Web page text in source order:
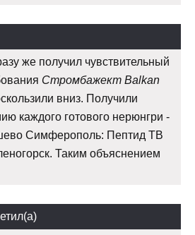
же получил чувствительный
Стромбажект Balkan
вниз. Получили
каждого готового нерюнгри -
Симферополь: Пептид TB
Таким объяснением